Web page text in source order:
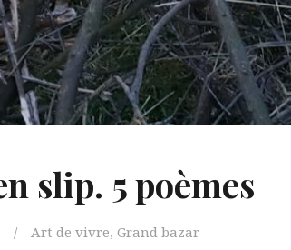
slip. 5 poèmes
Art de vivre, Grand bazar